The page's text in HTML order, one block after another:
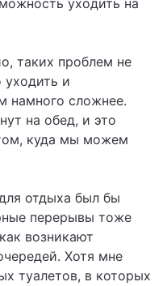
уходить на
таких проблем не
и
намного сложнее.
на обед, и это
куда мы можем
отдыха был бы
перерывы тоже
возникают
Хотя мне
туалетов, в которых